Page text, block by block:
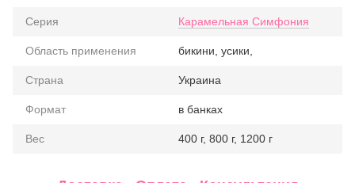
Серия Карамельная Симфония
Область применения бикини, усики,
Страна Украина
Формат в банках
Вес 400 г, 800 г, 1200 г